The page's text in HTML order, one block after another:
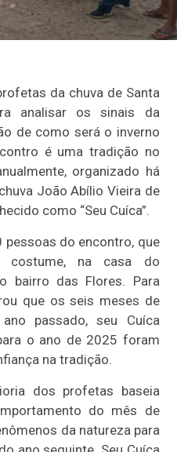
da chuva de Santa
analisar os sinais da
de como será o inverno
é uma tradição no
organizado há
João Abílio Vieira de
como “Seu Cuíca”.
pessoas do encontro, que
costume, na casa do
bairro das Flores. Para
que os seis meses de
passado, seu Cuíca
o ano de 2025 foram
na tradição.
dos profetas baseia
do mês de
da natureza para